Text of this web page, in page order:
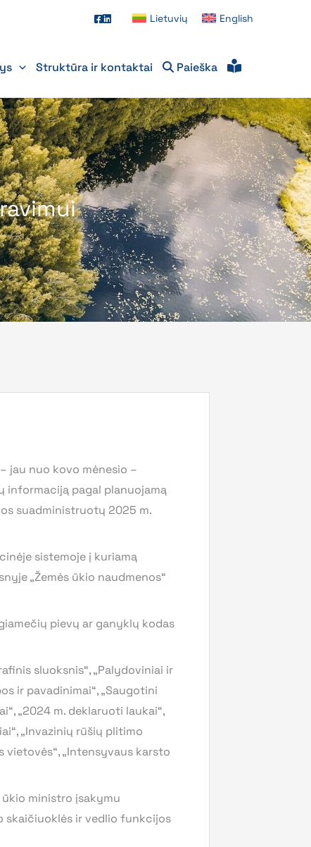
Lietuvių English
Struktūra ir kontaktai Paieška
jau nuo kovo mėnesio –
informaciją pagal planuojamą
suadministruotų 2025 m.
sistemoje į kuriamą
„Žemės ūkio naudmenos“
pievų ar ganyklų kodas
sluoksnis“, „Palydoviniai ir
ir pavadinimai“, „Saugotini
„2024 m. deklaruoti laukai“,
„Invazinių rūšių plitimo
vietovės“, „Intensyvaus karsto
ministro įsakymu
skaičiuoklės ir vedlio funkcijos